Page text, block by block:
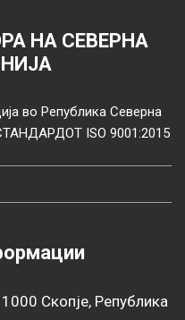
НА СЕВЕРНА
во Република Северна
ISO 9001:2015
Скопје, Република